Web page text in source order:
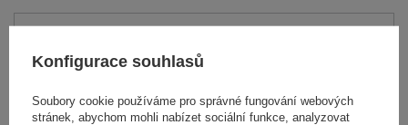
Konfigurace souhlasů
Soubory cookie používáme pro správné fungování webových
stránek, abychom mohli nabízet sociální funkce, analyzovat